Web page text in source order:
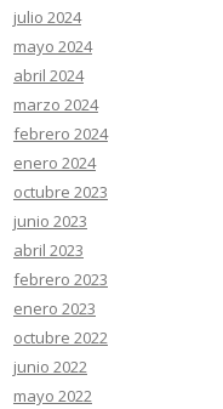
julio 2024
mayo 2024
abril 2024
marzo 2024
febrero 2024
enero 2024
octubre 2023
junio 2023
abril 2023
febrero 2023
enero 2023
octubre 2022
junio 2022
mayo 2022